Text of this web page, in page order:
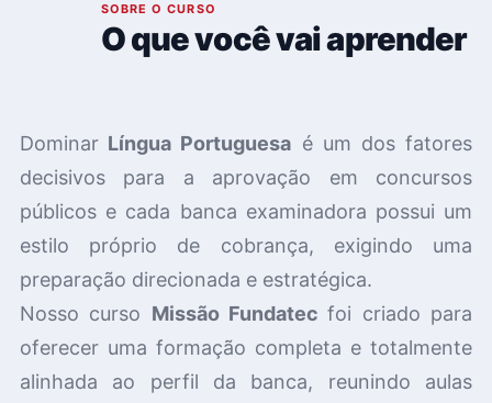
SOBRE O CURSO
O que você vai aprender
DominarLíngua Portuguesa é um dos fatores
decisivos para a aprovação em concursos
públicos e cada banca examinadora possui um
estilo próprio de cobrança, exigindo uma
preparação direcionada e estratégica.
Nosso curso Missão Fundatecfoi criado para
oferecer uma formação completa e totalmente
alinhada ao perfil da banca, reunindo aulas